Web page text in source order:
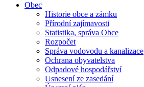
Obec
Historie obce a zámku
Přírodní zajímavosti
Statistika, správa Obce
Rozpočet
Správa vodovodu a kanalizace
Ochrana obyvatelstva
Odpadové hospodářství
Usnesení ze zasedání